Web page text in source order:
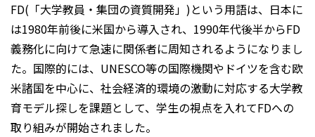
FD(「大学教員・集団の資質開発」)という用語は、日本に
は1980年前後に米国から導入され、1990年代後半からFD
義務化に向けて急速に関係者に周知されるようになりまし
た。国際的には、UNESCO等の国際機関やドイツを含む欧
米諸国を中心に、社会経済的環境の激動に対応する大学教
育モデル探しを課題として、学生の視点を入れてFDへの
取り組みが開始されました。